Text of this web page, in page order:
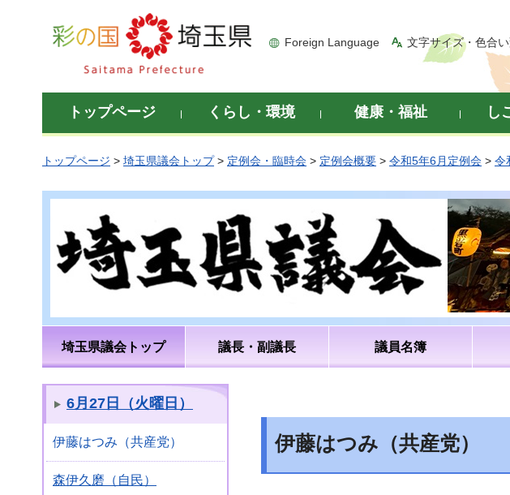
彩の国 埼玉県
Foreign Language 文字サイズ・色合
トップページ くらし・環境 健康・福祉 し
トップページ > 埼玉県議会トップ> 定例会・臨時会 > 定例会概要 > 令和5年6月定例会 > 令
埼玉県議会トップ 議長・副議長 議員名簿
6月27日（火曜日）
伊藤はつみ（共産党）
森伊久磨（自民）
伊藤はつみ（共産党）